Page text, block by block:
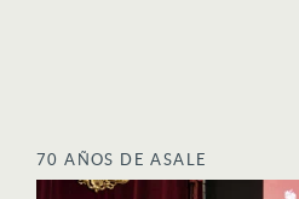
70 AÑOS DE ASALE